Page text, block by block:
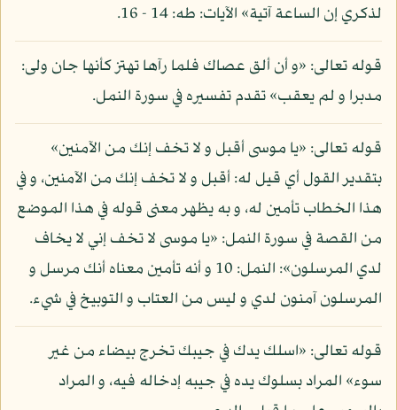
لذكري إن الساعة آتية» الآيات: طه: 14 - 16.
قوله تعالى: «و أن ألق عصاك فلما رآها تهتز كأنها جان ولى:
مدبرا و لم يعقب» تقدم تفسيره في سورة النمل.
قوله تعالى: «يا موسى أقبل و لا تخف إنك من الآمنين»
بتقدير القول أي قيل له: أقبل و لا تخف إنك من الآمنين، و في
هذا الخطاب تأمين له، و به يظهر معنى قوله في هذا الموضع
من القصة في سورة النمل: «يا موسى لا تخف إني لا يخاف
لدي المرسلون»: النمل: 10 و أنه تأمين معناه أنك مرسل و
المرسلون آمنون لدي و ليس من العتاب و التوبيخ في شيء.
قوله تعالى: «اسلك يدك في جيبك تخرج بيضاء من غير
سوء» المراد بسلوك يده في جيبه إدخاله فيه، و المراد